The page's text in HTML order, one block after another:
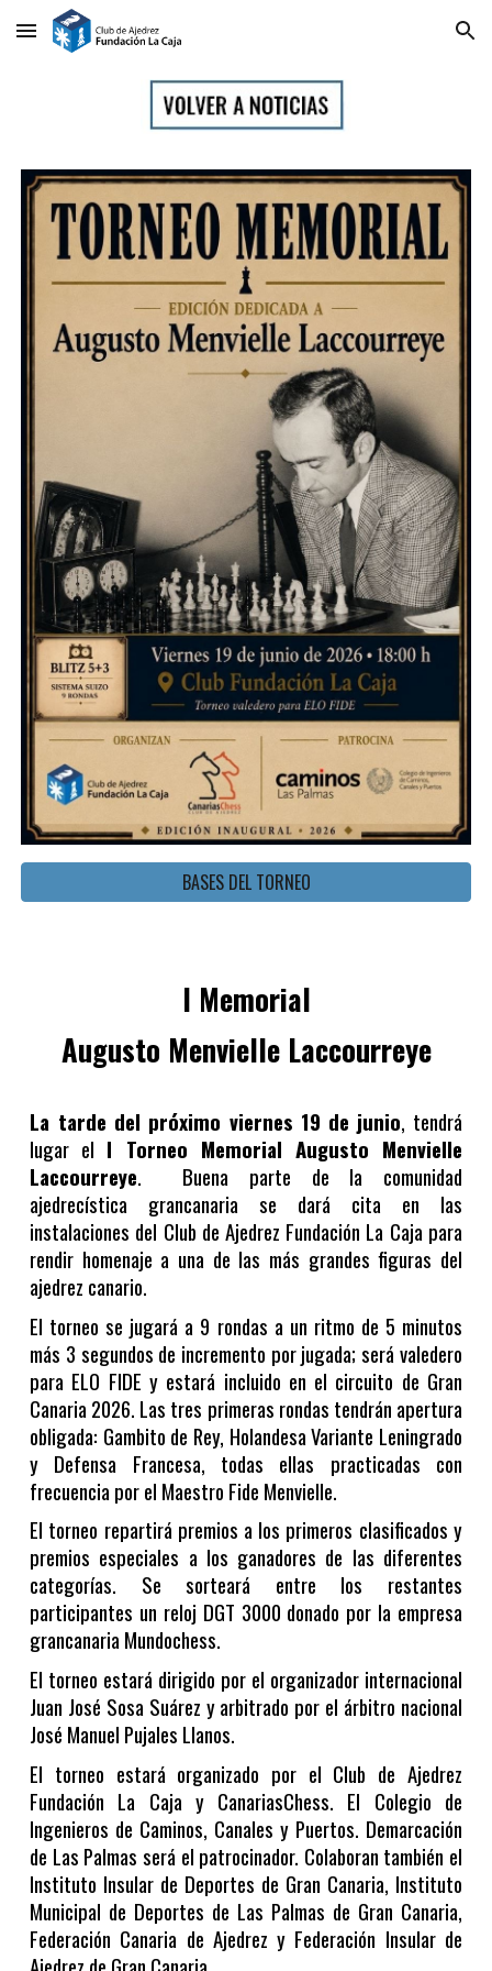
Skip to main content Skip to navigation
BASES DEL TORNEO
I Memorial
Augusto Menvielle Laccourreye
La tarde del próximo viernes 19 de junio, tendrá
lugar el I Torneo Memorial Augusto Menvielle
Laccourreye. Buena parte de la comunidad
ajedrecística grancanaria se dará cita en las
instalaciones del Club de Ajedrez Fundación La Caja para
rendir homenaje a una de las más grandes figuras del
ajedrez canario.
El torneo se jugará a 9 rondas a un ritmo de 5 minutos
más 3 segundos de incremento por jugada; será valedero
para ELO FIDE y estará incluido en el circuito de Gran
Canaria 2026. Las tres primeras rondas tendrán apertura
obligada: Gambito de Rey, Holandesa Variante Leningrado
y Defensa Francesa, todas ellas practicadas con
frecuencia por el Maestro Fide Menvielle.
El torneo repartirá premios a los primeros clasificados y
premios especiales a los ganadores de las diferentes
categorías. Se sorteará entre los restantes
participantes un reloj DGT 3000 donado por la empresa
grancanaria Mundochess.
El torneo estará dirigido por el organizador internacional
Juan José Sosa Suárez y arbitrado por el árbitro nacional
José Manuel Pujales Llanos.
El torneo estará organizado por el Club de Ajedrez
Fundación La Caja y CanariasChess. El Colegio de
Ingenieros de Caminos, Canales y Puertos. Demarcación
de Las Palmas será el patrocinador. Colaboran también el
Instituto Insular de Deportes de Gran Canaria, Instituto
Municipal de Deportes de Las Palmas de Gran Canaria,
Federación Canaria de Ajedrez y Federación Insular de